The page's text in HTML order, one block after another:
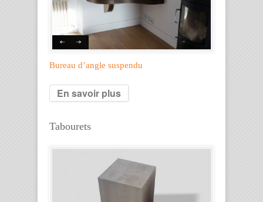
Bureau d’angle suspendu
En savoir plus
Tabourets